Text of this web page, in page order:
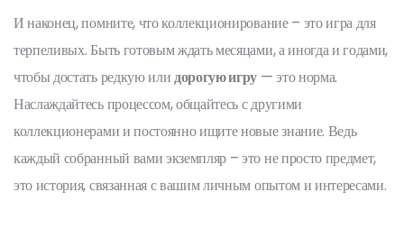
И наконец, помните, что коллекционирование – это игра для
терпеливых. Быть готовым ждать месяцами, а иногда и годами,
чтобы достать редкую илидорогую игру — это норма.
Наслаждайтесь процессом, общайтесь с другими
коллекционерами и постоянно ищите новые знание. Ведь
каждый собранный вами экземпляр – это не просто предмет,
это история, связанная с вашим личным опытом и интересами.